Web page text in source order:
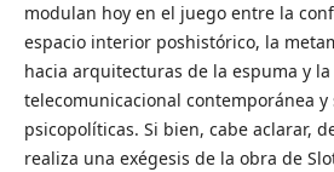
modulan hoy en el juego entre la
espacio interior poshistórico, la
hacia arquitecturas de la espuma y
telecomunicacional contemporánea y
psicopolíticas. Si bien, cabe aclarar,
realiza una exégesis de la obra de